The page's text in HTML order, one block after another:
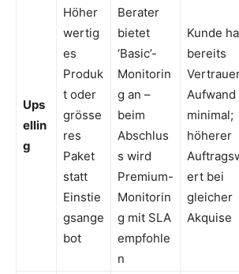
Ups
ellin
g
Höher
wertig
es
Produk
t oder
grösse
res
Paket
statt
Einstie
gsange
bot
Berater
bietet
‘Basic’-
Monitorin
g an –
beim
Abschlus
s wird
Premium-
Monitorin
g mit SLA
empfohle
n
Kunde
bereits
Aufwand
minimal;
höherer
ert bei
gleicher
Akquise